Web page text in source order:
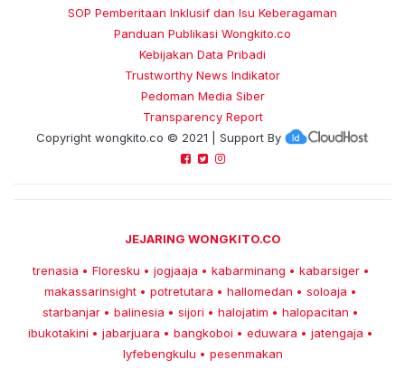
SOP Pemberitaan Inklusif dan Isu Keberagaman
Panduan Publikasi Wongkito.co
Kebijakan Data Pribadi
Trustworthy News Indikator
Pedoman Media Siber
Transparency Report
Copyright wongkito.co © 2021 | Support By
JEJARING WONGKITO.CO
trenasia • Floresku • jogjaaja • kabarminang • kabarsiger •
makassarinsight • potretutara • hallomedan • soloaja •
starbanjar • balinesia • sijori • halojatim • halopacitan •
ibukotakini • jabarjuara • bangkoboi • eduwara • jatengaja •
lyfebengkulu • pesenmakan